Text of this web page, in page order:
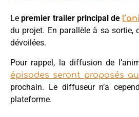
Lepremier trailer principal de
du projet. En parallèle à sa sortie,
dévoilées.
Pour rappel, la diffusion de
épisodes seront proposés
prochain. Le diffuseur n’a
plateforme.